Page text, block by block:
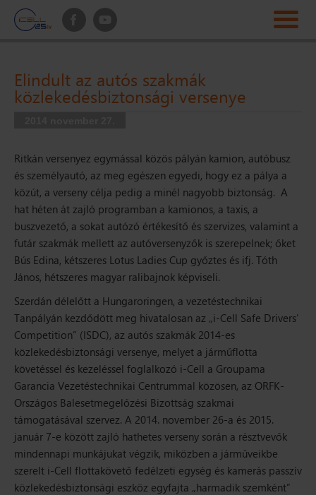
Elindult az autós szakmák
közlekedésbiztonsági versenye
Ritkán versenyez egymással közös pályán kamion, autóbusz
és személyautó, az meg egészen egyedi, hogy ez a pálya a
közút, a verseny célja pedig a minél nagyobb biztonság. A
hat héten át zajló programban a kamionos, a taxis, a
buszvezető, a sokat autózó értékesítő és szervizes, valamint a
futár szakmák mellett az autóversenyzők is szerepelnek; őket
Bús Edina, kétszeres Lotus Ladies Cup győztes és ifj. Tóth
János, hétszeres magyar ralibajnok képviseli.
Szerdán délelőtt a Hungaroringen, a vezetéstechnikai
Tanpályán kezdődött meg hivatalosan az „i-Cell Safe Drivers’
Competition” (ISDC), az autós szakmák 2014-es
közlekedésbiztonsági versenye, melyet a járműflotta
követéssel és kezeléssel foglalkozó i-Cell a Groupama
Garancia Vezetéstechnikai Centrummal közösen, az ORFK-
Országos Balesetmegelőzési Bizottság szakmai
támogatásával szervez. A 2014. november 26-a és 2015.
január 7-e között zajló hathetes verseny során a résztvevők
mindennapi munkájukat végzik, miközben a járműveikbe
szerelt i-Cell flottakövető fedélzeti egység és kamerás passzív
közlekedésbiztonsági eszköz egyfajta „harmadik szemként”